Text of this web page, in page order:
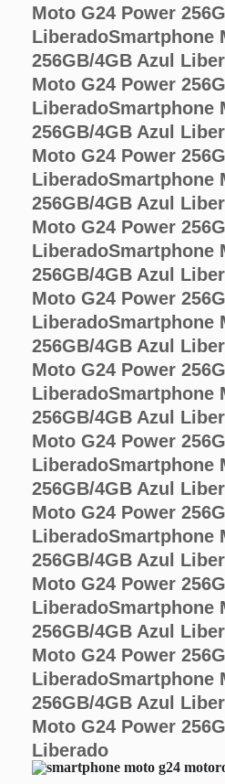
Moto G24 Power
LiberadoSmartphone
256GB/4GB Azul
Moto G24 Power
LiberadoSmartphone
256GB/4GB Azul
Moto G24 Power
LiberadoSmartphone
256GB/4GB Azul
Moto G24 Power
LiberadoSmartphone
256GB/4GB Azul
Moto G24 Power
LiberadoSmartphone
256GB/4GB Azul
Moto G24 Power
LiberadoSmartphone
256GB/4GB Azul
Moto G24 Power
LiberadoSmartphone
256GB/4GB Azul
Moto G24 Power
LiberadoSmartphone
256GB/4GB Azul
Moto G24 Power
LiberadoSmartphone
256GB/4GB Azul
Moto G24 Power
LiberadoSmartphone
256GB/4GB Azul
Moto G24 Power
Liberado